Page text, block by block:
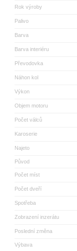
Rok výroby
Palivo
Barva
Barva interiéru
Převodovka
Náhon kol
Výkon
Objem motoru
Počet válců
Karoserie
Najeto
Původ
Počet míst
Počet dveří
Spotřeba
Zobrazení inzerátu
Poslední změna
Výbava